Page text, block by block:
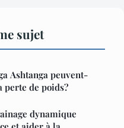
sujet
Ashtanga peuvent-
perte de poids?
dynamique